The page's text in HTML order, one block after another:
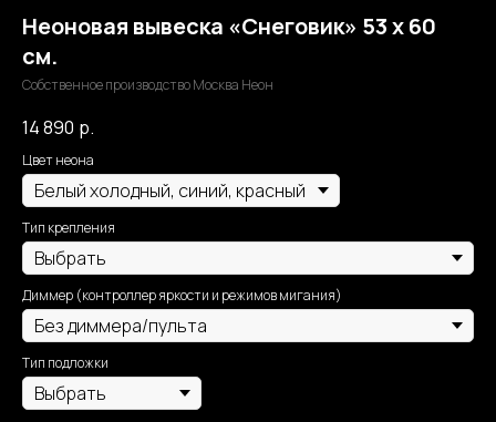
Неоновая вывеска «Снеговик» 53 х 60
см.
Собственное производство Москва Неон
14 890 р.
Цвет неона
Тип крепления
Диммер (контроллер яркости и режимов мигания)
Тип подложки